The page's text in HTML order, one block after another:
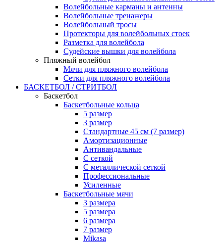
Волейбольные карманы и антенны
Волейбольные тренажеры
Волейбольный тросы
Протекторы для волейбольных стоек
Разметка для волейбола
Судейские вышки для волейбола
Пляжный волейбол
Мячи для пляжного волейбола
Сетки для пляжного волейбола
БАСКЕТБОЛ / СТРИТБОЛ
Баскетбол
Баскетбольные кольца
5 размер
3 размер
Стандартные 45 см (7 размер)
Амортизационные
Антивандальные
С сеткой
С металлической сеткой
Профессиональные
Усиленные
Баскетбольные мячи
3 размера
5 размера
6 размера
7 размер
Mikasa